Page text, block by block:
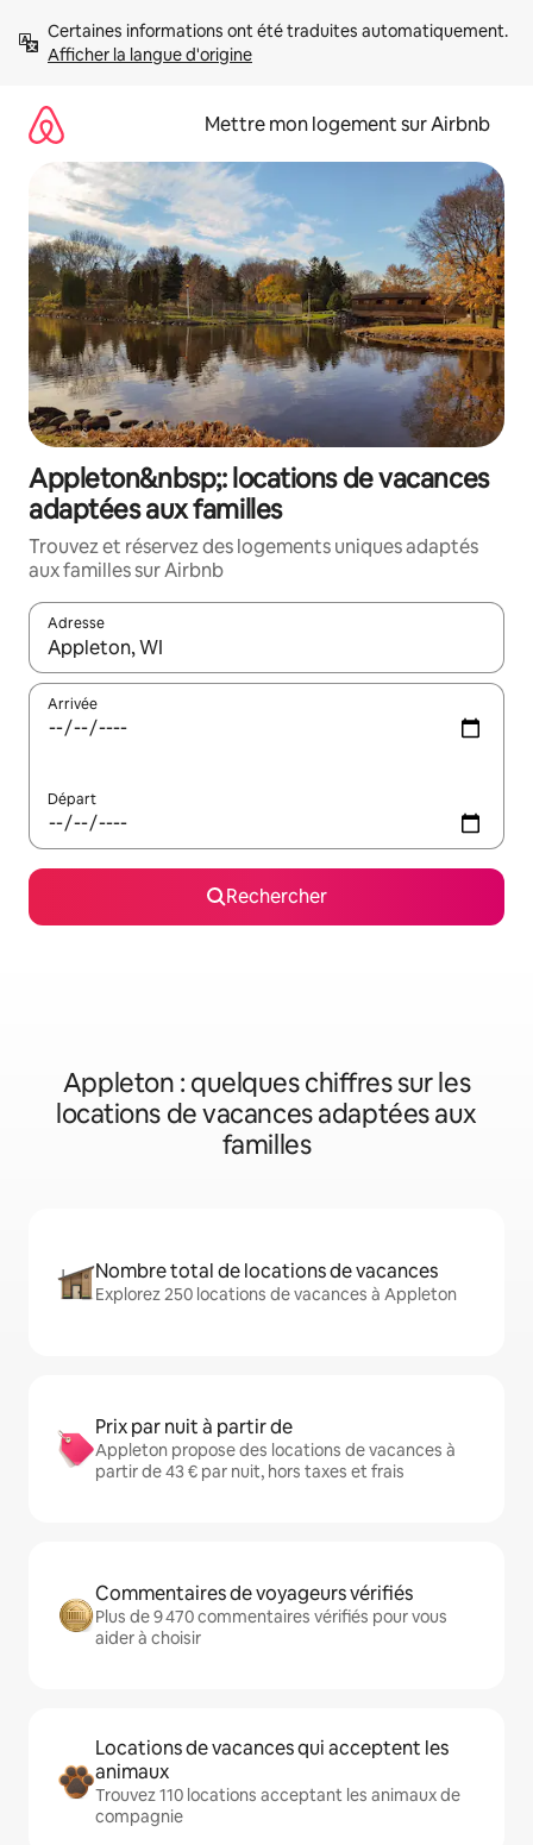
directement
Afficher la langue d'origine
Mettre mon logement sur Airbnb
Appleton&nbsp;: locations de vacances
adaptées aux familles
Trouvez et réservez des logements uniques adaptés
aux familles sur Airbnb
Adresse
Lorsque les résultats s'affichent, utilisez les flèches vers le
Arrivée
Départ
Rechercher
Appleton : quelques chiffres sur les
locations de vacances adaptées aux
familles
Nombre total de locations de vacances
Explorez 250 locations de vacances à Appleton
Prix par nuit à partir de
Appleton propose des locations de vacances à
partir de 43 € par nuit, hors taxes et frais
Commentaires de voyageurs vérifiés
Plus de 9 470 commentaires vérifiés pour vous
aider à choisir
Locations de vacances qui acceptent les
animaux
Trouvez 110 locations acceptant les animaux de
compagnie